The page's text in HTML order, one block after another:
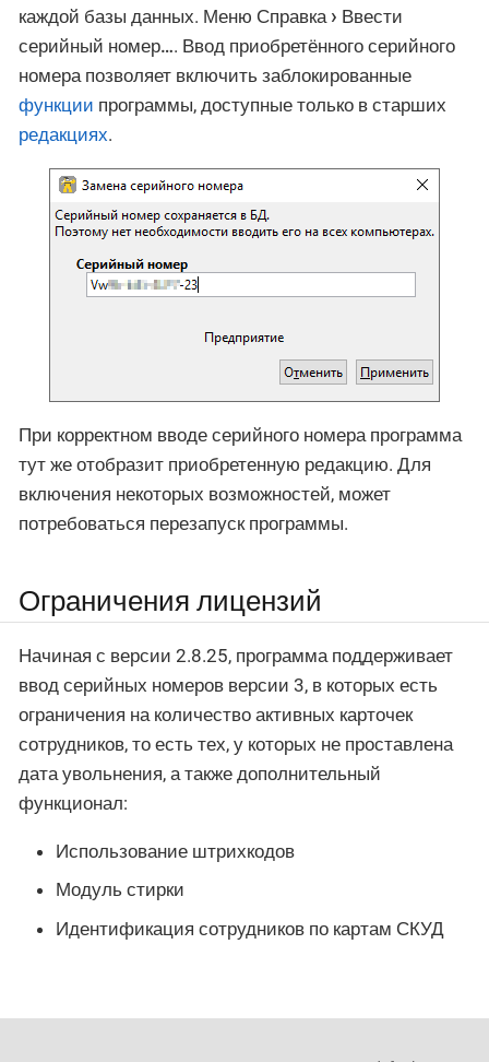
каждой базы данных. Меню Справка
Ввести
серийный номер…​. Ввод приобретённого серийного
номера позволяет включить заблокированные
функции программы, доступные только в старших
редакциях.
При корректном вводе серийного номера программа
тут же отобразит приобретенную редакцию. Для
включения некоторых возможностей, может
потребоваться перезапуск программы.
Ограничения лицензий
Начиная с версии 2.8.25, программа поддерживает
ввод серийных номеров версии 3, в которых есть
ограничения на количество активных карточек
сотрудников, то есть тех, у которых не проставлена
дата увольнения, а также дополнительный
функционал:
Использование штрихкодов
Модуль стирки
Идентификация сотрудников по картам СКУД